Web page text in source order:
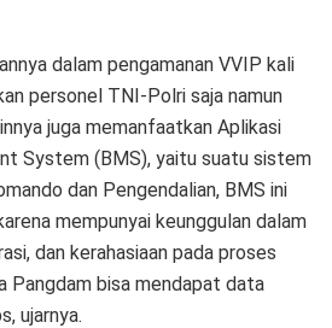
dalam pengamanan VVIP kali
personel TNI-Polri saja namun
juga memanfaatkan Aplikasi
System (BMS), yaitu suatu sistem
dan Pengendalian, BMS ini
mempunyai keunggulan dalam
dan kerahasiaan pada proses
Pangdam bisa mendapat data
ujarnya.